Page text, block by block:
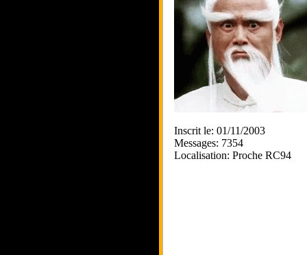
Inscrit le: 01/11/2003
Messages: 7354
Localisation: Proche RC94